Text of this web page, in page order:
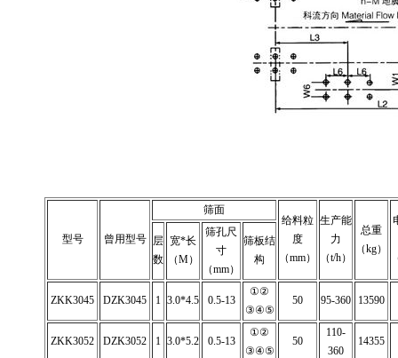
型号 曾用型号
筛面
给料粒
度
（mm）
生产能
力
（t/h）
总重
（kg）
层
数
宽*长
（M）
筛孔尺
寸
（mm）
筛板结
构
ZKK3045 DZK3045 1 3.0*4.5 0.5-13
①②
③④⑤
50 95-360 13590
ZKK3052 DZK3052 1 3.0*5.2 0.5-13
①②
③④⑤
50
110-
360
14355